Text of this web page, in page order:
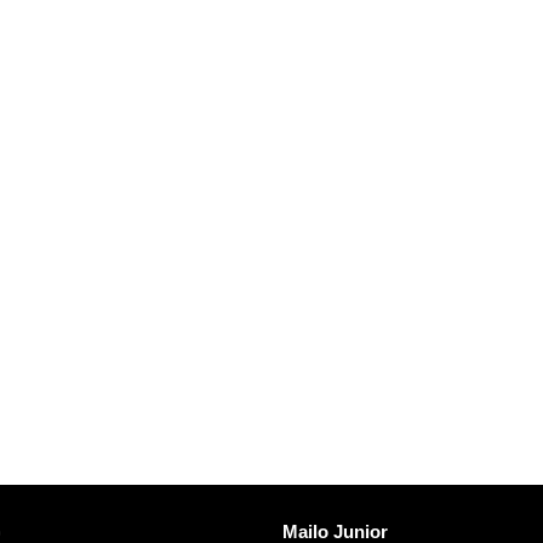
اكتشف Mailo
Mailo Junior